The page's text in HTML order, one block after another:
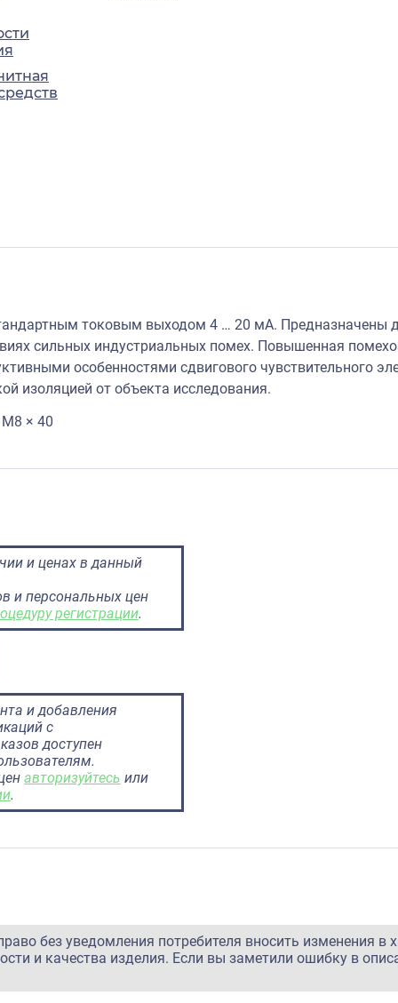
токовым выходом 4 … 20 мА. Предназначены
сильных индустриальных помех. Повышенная
особенностями сдвигового чувствительного
изоляцией от объекта исследования.
× 40
и ценах в данный
и персональных цен
регистрации.
и добавления
с
доступен
авторизуйтесь или
.
без уведомления потребителя вносить изменения в
и качества изделия. Если вы заметили ошибку в